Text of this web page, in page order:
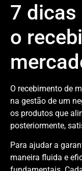
7 dicas
o
O recebimento de
na gestão de um
os produtos que
posteriormente,
Para ajudar a
maneira fluida e